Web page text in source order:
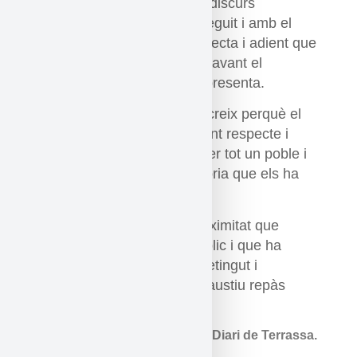
cronològic molt ben aconseguit i amb el
recurs d’una simbologia directa i adient que
posa al públic en situació davant el
moment històric que es representa.
El repte se supera amb escreix perquè el
treball respira en tot moment respecte i
humilitat per una família, per tot un poble i
per descomptat per la història que els ha
La Iaia és un treball de proximitat que
cerca la complicitat del públic i que ha
aconseguit un discurs entretingut i
divulgatiu a partir d’un exhaustiu repàs
Josep Puy.Diari de Terrassa.